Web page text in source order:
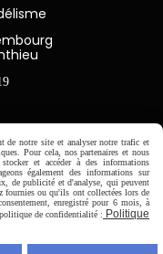
de
18H30
de notre site et analyser notre trafic et
Pour cela, nos partenaires et nous
et accéder à des informations
également des informations sur
de publicité et d'analyse, qui peuvent
fournies ou qu'ils ont collectées lors de
enregistré pour 6 mois, à
de confidentialité : Politique